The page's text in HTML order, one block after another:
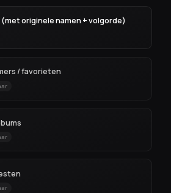
originele namen + volgorde)
/ favorieten